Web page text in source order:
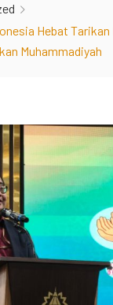
Hebat
Muhammadiyah